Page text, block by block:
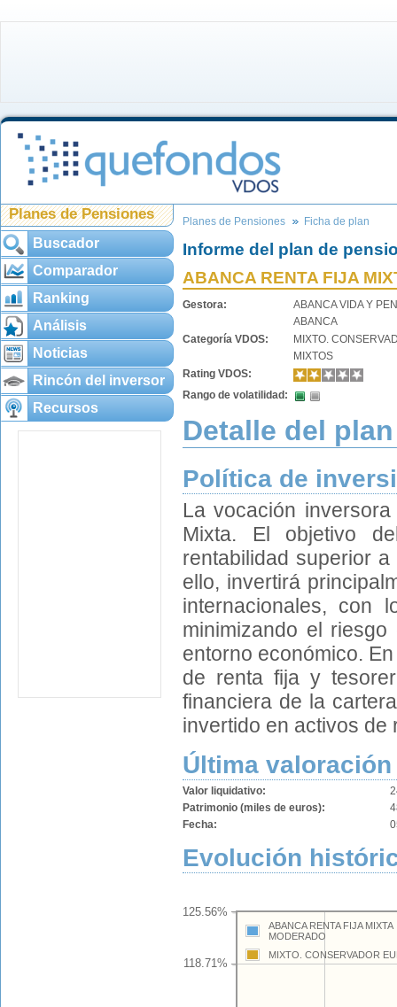
Planes de Pensiones
Buscador
Comparador
Ranking
Análisis
Noticias
Rincón del inversor
Recursos
Planes de Pensiones Ficha de plan
Informe del plan de
ABANCA RENTA FIJA
Gestora:
ABANCA VIDA Y
ABANCA
Categoría VDOS:
MIXTO.
MIXTOS
Rating VDOS:
Rango de volatilidad:
Detalle del plan
Política de
La vocación
Mixta. El objetivo
rentabilidad superior
ello, invertirá
internacionales, con
minimizando el
entorno económico.
de renta fija y
financiera de la
invertido en activos de
Última valoración
Valor liquidativo:
Patrimonio (miles de euros):
Fecha:
Evolución
118.71%
125.56%
ABANCA RENTA FIJA MIXTA
MODERADO
MIXTO. CONSERVADOR